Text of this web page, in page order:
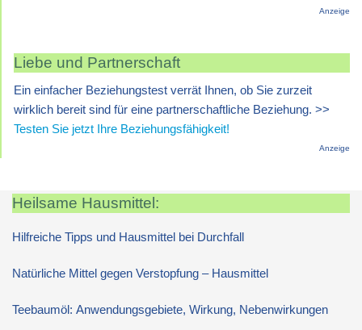
Anzeige
Liebe und Partnerschaft
Ein einfacher Beziehungstest verrät Ihnen, ob Sie zurzeit
wirklich bereit sind für eine partnerschaftliche Beziehung. >>
Testen Sie jetzt Ihre Beziehungsfähigkeit!
Anzeige
Heilsame Hausmittel:
Hilfreiche Tipps und Hausmittel bei Durchfall
Natürliche Mittel gegen Verstopfung – Hausmittel
Teebaumöl: Anwendungsgebiete, Wirkung, Nebenwirkungen